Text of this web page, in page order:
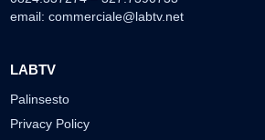
email: commerciale@labtv.net
LABTV
Palinsesto
Privacy Policy